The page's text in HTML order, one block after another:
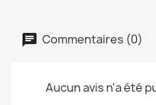
Commentaires (0)
Aucun avis n'a été